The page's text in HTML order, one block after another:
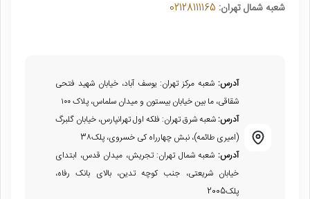
شعبه شمال تهران: 02128111165
آدرس: شعبه مرکز تهران: یوسف آباد، خیابان شهید فتحی
شقاقی، ما بین خیابان بیستون و میدان سلماس، پلاک ۱۰۰
آدرس:شعبه شرق تهران: فلکه اول تهرانپارس، خیابان گلبرگ
(امیری طائمه)، نبش چهارراه کی خسروی، پلک3۸
آدرس: شعبه شمال تهران: تجریش، میدان قدس، ابتدای
خیابان شریعتی، جنب کوچه تدین، بالای بانک رفاه،
پلک2005